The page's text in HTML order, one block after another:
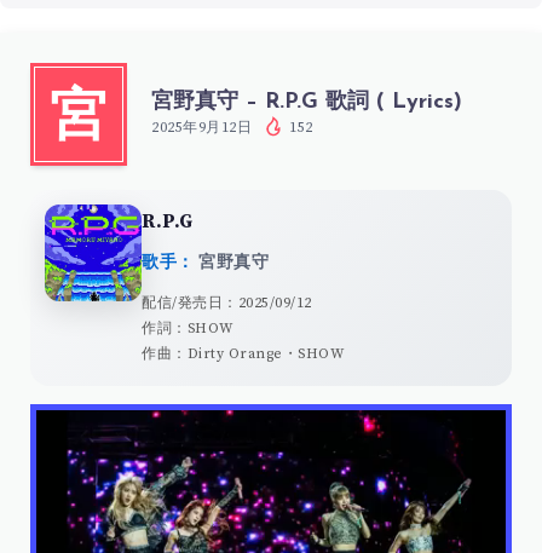
宮 宮野真守 – R.P.G 歌詞 ( Lyrics)
2025年9月12日 152
R.P.G
歌手： 宮野真守
配信/発売日：2025/09/12
作詞：SHOW
作曲：Dirty Orange・SHOW